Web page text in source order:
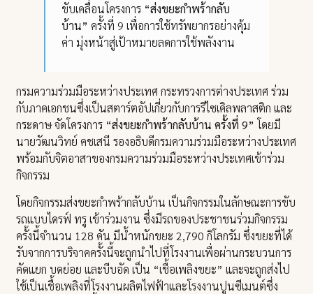
ขับเคลื่อนโครงการ “ส่งขยะกำพร้ากลับ
บ้าน” ครั้งที่ 9 เพื่อการใช้ทรัพยากรอย่างคุ้ม
ค่า มุ่งหน้าสู่เป้าหมายลดการใช้พลังงาน
กรมความร่วมมือระหว่างประเทศ กระทรวงการต่างประเทศ ร่วม
กับภาคเอกชนซึ่งเป็นสตาร์ตอัปเกี่ยวกับการรีไซเคิลพลาสติก และ
กระดาษ จัดโครงการ “ส่งขยะกำพร้ากลับบ้าน ครั้งที่ 9” โดยมี
นายวัฒนวิทย์ คชเสนี รองอธิบดีกรมความร่วมมือระหว่างประเทศ
พร้อมกับจิตอาสาของกรมความร่วมมือระหว่างประเทศเข้าร่วม
กิจกรรม
โดยกิจกรรมส่งขยะกำพร้ากลับบ้าน เป็นกิจกรรมในลักษณะการขับ
รถแบบไดรฟ์ ทรู เข้าร่วมงาน ซึ่งมีรถของประชาชนร่วมกิจกรรม
ครั้งนี้จำนวน 128 คัน มีน้ำหนักขยะ 2,790 กิโลกรัม ซึ่งขยะที่ได้
รับจากการบริจาคครั้งนี้จะถูกนำไปที่โรงงานเพื่อผ่านกระบวนการ
คัดแยก บดย่อย และบีบอัด เป็น “เชื้อเพลิงขยะ” และจะถูกส่งไป
ใช้เป็นเชื้อเพลิงที่โรงงานผลิตไฟฟ้าและโรงงานปูนซีเมนต์ซึ่ง